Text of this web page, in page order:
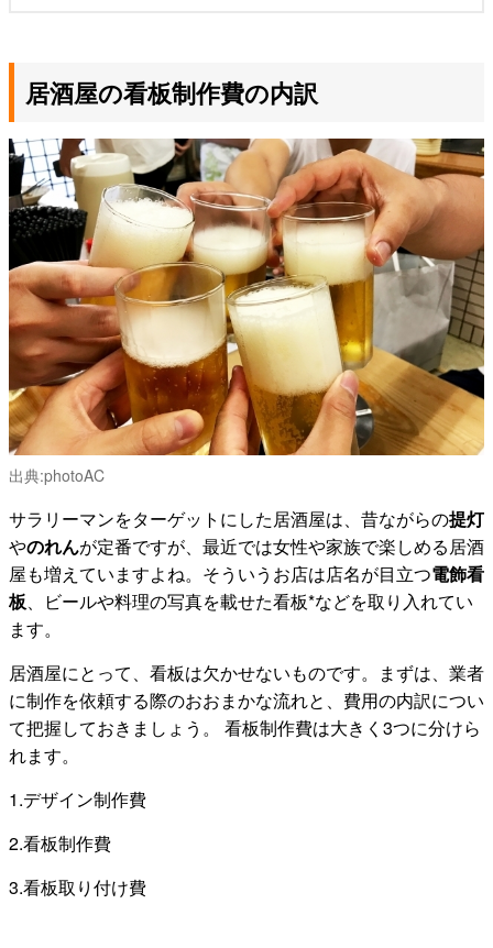
居酒屋の看板制作費の内訳
出典:photoAC
サラリーマンをターゲットにした居酒屋は、昔ながらの提灯
やのれんが定番ですが、最近では女性や家族で楽しめる居酒
屋も増えていますよね。そういうお店は店名が目立つ電飾看
板、ビールや料理の写真を載せた看板*などを取り入れてい
ます。
居酒屋にとって、看板は欠かせないものです。まずは、業者
に制作を依頼する際のおおまかな流れと、費用の内訳につい
て把握しておきましょう。 看板制作費は大きく3つに分けら
れます。
1.デザイン制作費
2.看板制作費
3.看板取り付け費